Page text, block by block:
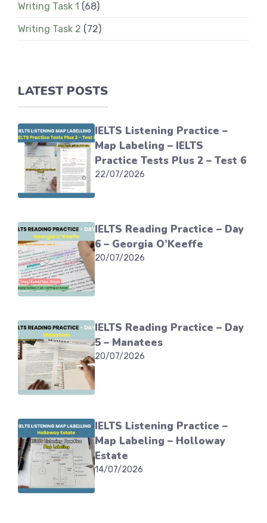
Writing Task 1 (68)
Writing Task 2 (72)
LATEST POSTS
IELTS Listening Practice –
Map Labeling – IELTS
Practice Tests Plus 2 – Test 6
22/07/2026
IELTS Reading Practice – Day
6 – Georgia O’Keeffe
20/07/2026
IELTS Reading Practice – Day
5 – Manatees
20/07/2026
IELTS Listening Practice –
Map Labeling – Holloway
Estate
14/07/2026